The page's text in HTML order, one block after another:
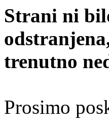
Strani ni
trenutno
Prosimo